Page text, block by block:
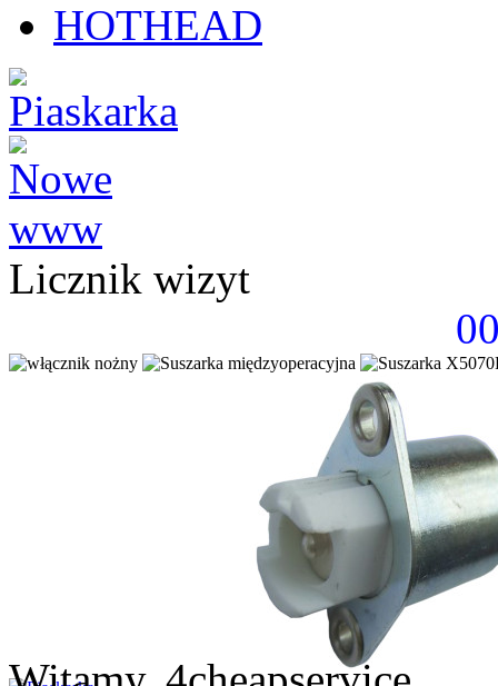
HOTHEAD
Licznik wizyt